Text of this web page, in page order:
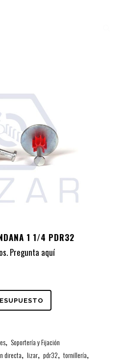
1 1/4 PDR32
Pregunta aquí
, Soportería y Fijación
directa, lizar, pdr32, tornillería,